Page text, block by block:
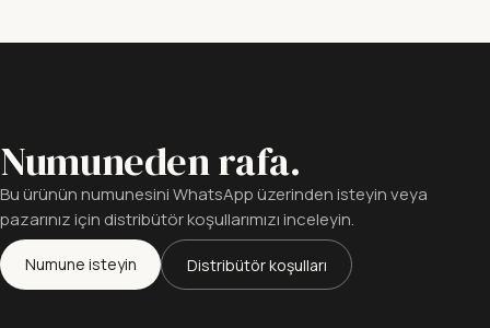
Numuneden rafa.
Bu ürünün numunesini WhatsApp üzerinden isteyin veya
pazarınız için distribütör koşullarımızı inceleyin.
Numune isteyin Distribütör koşulları